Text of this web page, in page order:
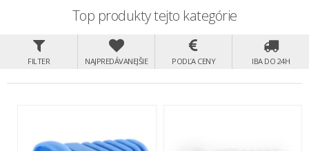
Top produkty tejto kategórie
FILTER NAJPREDÁVANEJŠIE PODĽA CENY IBA DO 24H